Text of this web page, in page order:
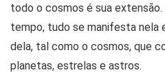
todo o cosmos é sua
tempo, tudo se manifesta nela
dela, tal como o cosmos, que
planetas, estrelas e astros.